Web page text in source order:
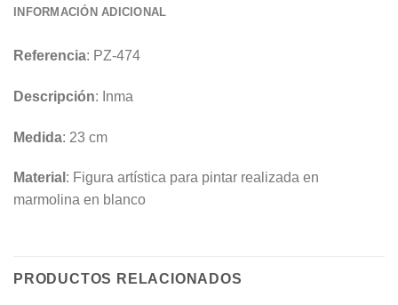
INFORMACIÓN ADICIONAL
Referencia: PZ-474
Descripción: Inma
Medida: 23 cm
Material : Figura artística para pintar realizada en
marmolina en blanco
PRODUCTOS RELACIONADOS